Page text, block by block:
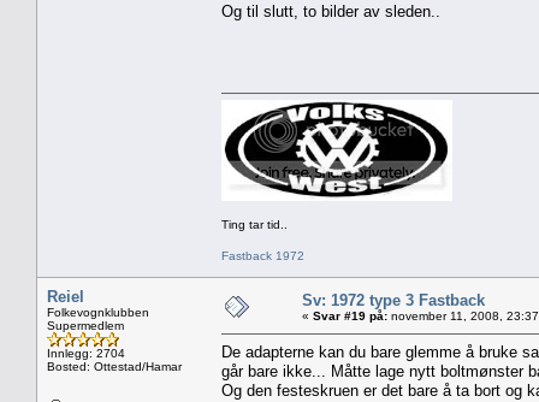
Og til slutt, to bilder av sleden..
Ting tar tid..
Fastback 1972
Reiel
Folkevognklubben
Supermedlem
Innlegg: 2704
Bosted: Ottestad/Hamar
Sv: 1972 type 3 Fastback
« Svar #19 på: november 11, 2008,
De adapterne kan du bare glemme å bruke
går bare ikke... Måtte lage nytt boltmønster
Og den festeskruen er det bare å ta bort og